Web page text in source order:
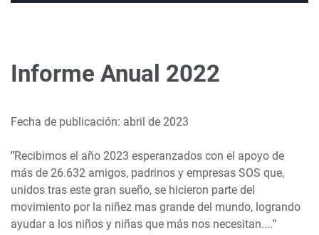
Informe Anual 2022
Fecha de publicación: abril de 2023
"Recibimos el año 2023 esperanzados con el apoyo de
más de 26.632 amigos, padrinos y empresas SOS que,
unidos tras este gran sueño, se hicieron parte del
movimiento por la niñez mas grande del mundo, logrando
ayudar a los niños y niñas que más nos necesitan...."